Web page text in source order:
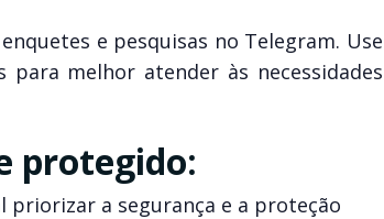
e pesquisas no Telegram. Use
melhor atender às necessidades
protegido:
priorizar a segurança e a proteção